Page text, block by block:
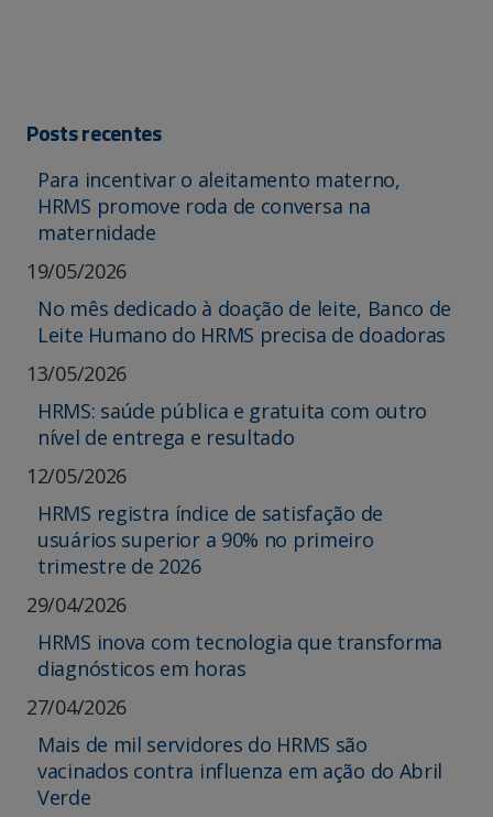
Posts recentes
Para incentivar o aleitamento materno,
HRMS promove roda de conversa na
maternidade
19/05/2026
No mês dedicado à doação de leite, Banco de
Leite Humano do HRMS precisa de doadoras
13/05/2026
HRMS: saúde pública e gratuita com outro
nível de entrega e resultado
12/05/2026
HRMS registra índice de satisfação de
usuários superior a 90% no primeiro
trimestre de 2026
29/04/2026
HRMS inova com tecnologia que transforma
diagnósticos em horas
27/04/2026
Mais de mil servidores do HRMS são
vacinados contra influenza em ação do Abril
Verde